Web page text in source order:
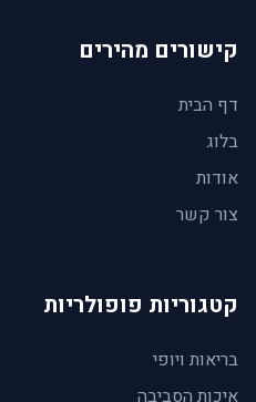
קישורים מהירים
דף הבית
בלוג
אודות
צור קשר
קטגוריות פופולריות
בריאות ויופי
איכות הסביבה